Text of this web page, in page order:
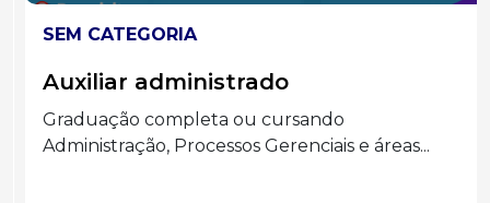
SEM CATEGORIA
Auxiliar administrado
Graduação completa ou cursando
Administração, Processos Gerenciais e áreas...